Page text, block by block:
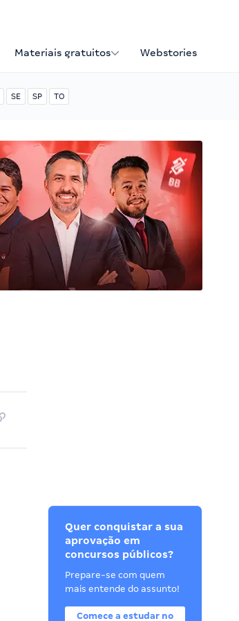
Materiais gratuitos Webstories
SE SP TO
Quer conquistar a sua
aprovação em
concursos públicos?
Prepare-se com quem
mais entende do assunto!
Comece a estudar no